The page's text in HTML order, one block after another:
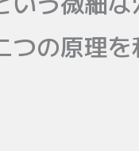
つの原理